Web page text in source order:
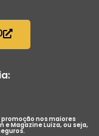
nos maiores
e Magazine Luiza, ou seja,